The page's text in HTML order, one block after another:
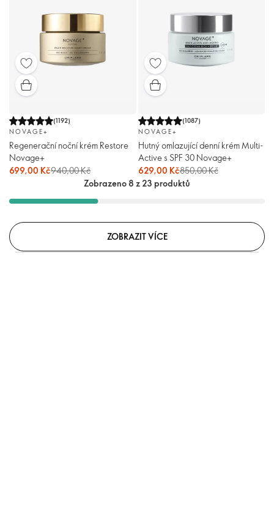
(1192)
NOVAGE+
Regenerační noční krém Restore
Novage+
699,00 Kč940,00 Kč
(1087)
NOVAGE+
Hutný omlazující denní krém Multi-
Active s SPF 30 Novage+
629,00 Kč850,00 Kč
Zobrazeno 8 z 23 produktů
ZOBRAZIT VÍCE